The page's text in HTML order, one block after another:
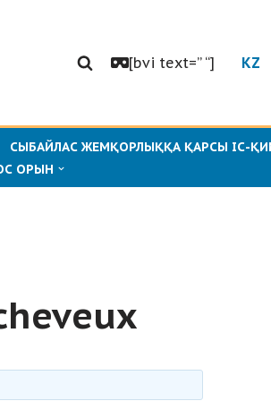
[bvi text=” “] KZ
СЫБАЙЛАС ЖЕМҚОРЛЫҚҚА ҚАРСЫ ІС-
ОРЫН